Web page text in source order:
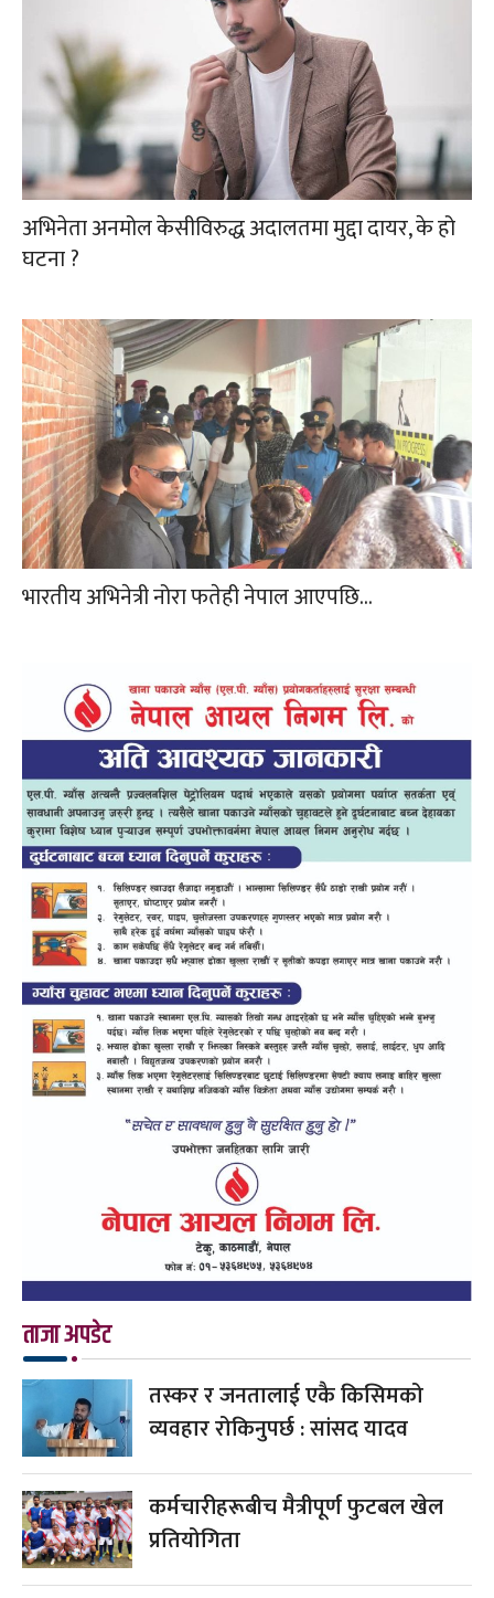
अभिनेता अनमोल केसीविरुद्ध अदालतमा मुद्दा दायर, के हो
घटना ?
भारतीय अभिनेत्री नोरा फतेही नेपाल आएपछि…
ताजा अपडेट
तस्कर र जनतालाई एकै किसिमको
व्यवहार रोकिनुपर्छ : सांसद यादव
कर्मचारीहरूबीच मैत्रीपूर्ण फुटबल खेल
प्रतियोगिता